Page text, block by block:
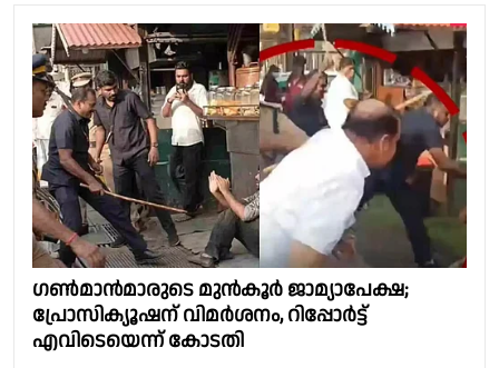
ഗൺമാൻമാരുടെ മുൻകൂർ ജാമ്യാപേക്ഷ;
പ്രോസിക്യൂഷന് വിമർശനം, റിപ്പോ‌ർട്ട്
എവിടെയെന്ന് കോടതി